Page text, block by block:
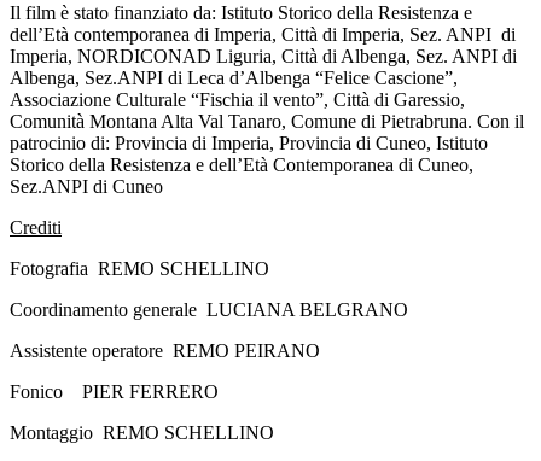
Il film è stato finanziato da: Istituto Storico della Resistenza e
dell’Età contemporanea di Imperia, Città di Imperia, Sez. ANPI di
Imperia, NORDICONAD Liguria, Città di Albenga, Sez. ANPI di
Albenga, Sez.ANPI di Leca d’Albenga “Felice Cascione”,
Associazione Culturale “Fischia il vento”, Città di Garessio,
Comunità Montana Alta Val Tanaro, Comune di Pietrabruna. Con il
patrocinio di: Provincia di Imperia, Provincia di Cuneo, Istituto
Storico della Resistenza e dell’Età Contemporanea di Cuneo,
Sez.ANPI di Cuneo
Crediti
Fotografia REMO SCHELLINO
Coordinamento generale LUCIANA BELGRANO
Assistente operatore REMO PEIRANO
Fonico PIER FERRERO
Montaggio REMO SCHELLINO